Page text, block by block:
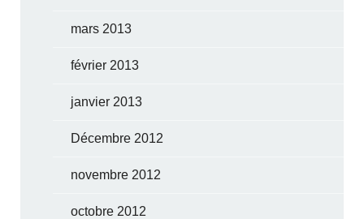
mars 2013
février 2013
janvier 2013
Décembre 2012
novembre 2012
octobre 2012